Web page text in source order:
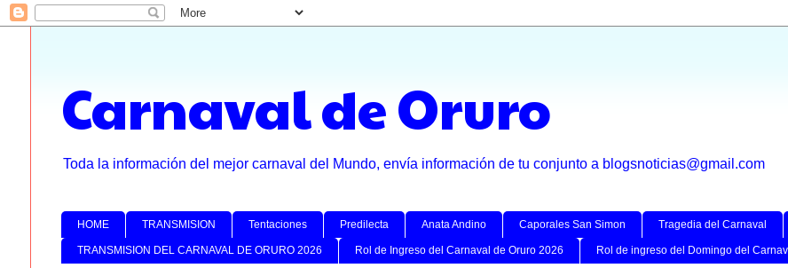
Carnaval de Oruro
Toda la información del mejor carnaval del Mundo, envía información de tu conjunto a blogsnoticias@gmail.com
HOME TRANSMISION Tentaciones Predilecta Anata Andino Caporales San Simon Tragedia del Carnaval
TRANSMISION DEL CARNAVAL DE ORURO 2026 Rol de Ingreso del Carnaval de Oruro 2026 Rol de ingreso del Domingo del